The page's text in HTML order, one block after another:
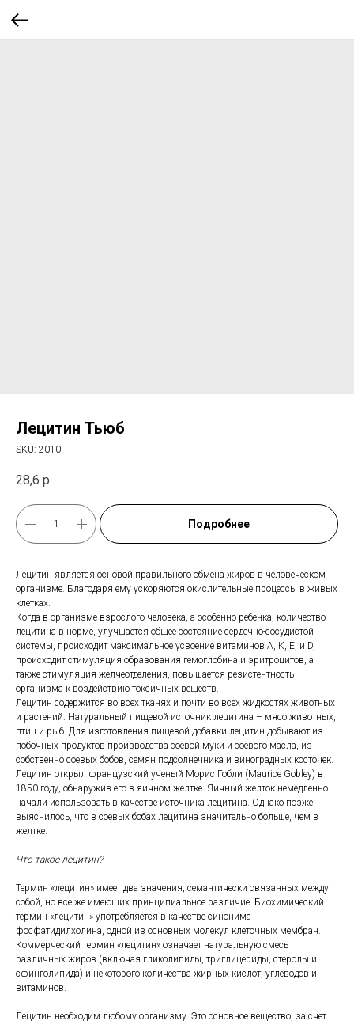
Лецитин Тьюб
SKU: 2010
28,6 р.
Подробнее
Лецитин является основой правильного обмена жиров в человеческом
организме. Благодаря ему ускоряются окислительные процессы в живых
клетках.
Когда в организме взрослого человека, а особенно ребенка, количество
лецитина в норме, улучшается общее состояние сердечно-сосудистой
системы, происходит максимальное усвоение витаминов А, К, Е, и D,
происходит стимуляция образования гемоглобина и эритроцитов, а
также стимуляция желчеотделения, повышается резистентность
организма к воздействию токсичных веществ.
Лецитин содержится во всех тканях и почти во всех жидкостях животных
и растений. Натуральный пищевой источник лецитина – мясо животных,
птиц и рыб. Для изготовления пищевой добавки лецитин добывают из
побочных продуктов производства соевой муки и соевого масла, из
собственно соевых бобов, семян подсолнечника и виноградных косточек.
Лецитин открыл французский ученый Морис Гобли (Maurice Gobley) в
1850 году, обнаружив его в яичном желтке. Яичный желток немедленно
начали использовать в качестве источника лецитина. Однако позже
выяснилось, что в соевых бобах лецитина значительно больше, чем в
желтке.
Что такое лецитин?
Термин «лецитин» имеет два значения, семантически связанных между
собой, но все же имеющих принципиальное различие. Биохимический
термин «лецитин» употребляется в качестве синонима
фосфатидилхолина, одной из основных молекул клеточных мембран.
Коммерческий термин «лецитин» означает натуральную смесь
различных жиров (включая гликолипиды, триглицериды, стеролы и
сфинголипида) и некоторого количества жирных кислот, углеводов и
витаминов.
Лецитин необходим любому организму. Это основное вещество, за счет